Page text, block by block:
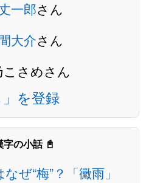
一郎さん
大介さん
こさめさん
」を登録
の小話 📓
ぜ“梅”？「黴雨」